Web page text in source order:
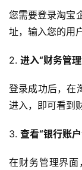
您需要登录淘宝
址，输入您的用
2. 进入“财务管
登录成功后，在
进入，即可看到
3. 查看“银行账
在财务管理界面